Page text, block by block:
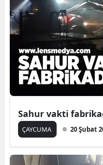
Sahur vakti
ÇAYCUMA 20 Şubat